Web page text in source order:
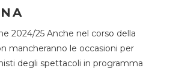
2024/25 Anche nel corso della
mancheranno le occasioni per
degli spettacoli in programma